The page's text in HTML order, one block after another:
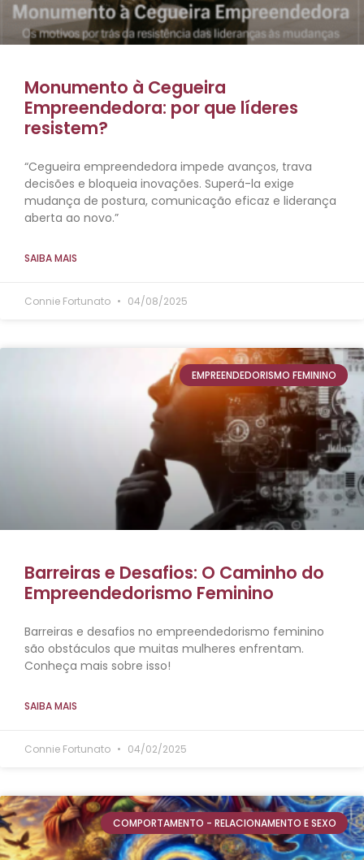
Monumento à Cegueira
Empreendedora: por que líderes
resistem?
“Cegueira empreendedora impede avanços, trava
decisões e bloqueia inovações. Superá-la exige
mudança de postura, comunicação eficaz e liderança
aberta ao novo.”
SAIBA MAIS
Connie Fortunato 04/08/2025
EMPREENDEDORISMO FEMININO
Barreiras e Desafios: O Caminho do
Empreendedorismo Feminino
Barreiras e desafios no empreendedorismo feminino
são obstáculos que muitas mulheres enfrentam.
Conheça mais sobre isso!
SAIBA MAIS
Connie Fortunato 04/02/2025
COMPORTAMENTO - RELACIONAMENTO E SEXO